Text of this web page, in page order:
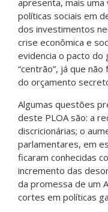
políticas sociais em
dos investimentos
crise econômica e
evidencia o pacto do
“centrão”, já que
do orçamento
Algumas questões
deste PLOA são: a
discricionárias; o
parlamentares, em
ficaram conhecidas
incremento das
da promessa de um
cortes em políticas